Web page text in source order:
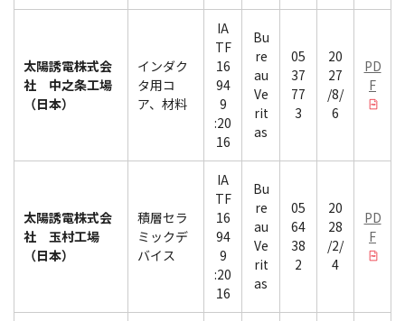
太陽誘電株式会
社 中之条工場
（日本）
インダク
タ用コ
ア、材料
IA
TF
16
94
9
:20
16
Bu
re
au
Ve
rit
as
05
37
77
3
20
27
/8/
6
PD
F
太陽誘電株式会
社 玉村工場
（日本）
積層セラ
ミックデ
バイス
IA
TF
16
94
9
:20
16
Bu
re
au
Ve
rit
as
05
64
38
2
20
28
/2/
4
PD
F